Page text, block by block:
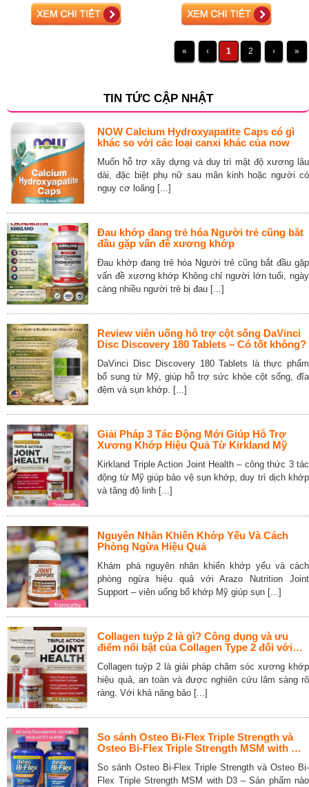
« ‹ 1 2 › »
TIN TỨC CẬP NHẬT
NOW Calcium Hydroxyapatite Caps có gì
khác so với các loại canxi khác của now
Muốn hỗ trợ xây dựng và duy trì mật độ xương lâu
dài, đặc biệt phụ nữ sau mãn kinh hoặc người có
nguy cơ loãng [...]
Đau khớp đang trẻ hóa Người trẻ cũng bắt
đầu gặp vấn đề xương khớp
Đau khớp đang trẻ hóa Người trẻ cũng bắt đầu gặp
vấn đề xương khớp Không chỉ người lớn tuổi, ngày
càng nhiều người trẻ bị đau [...]
Review viên uống hỗ trợ cột sống DaVinci
Disc Discovery 180 Tablets – Có tốt không?
DaVinci Disc Discovery 180 Tablets là thực phẩm
bổ sung từ Mỹ, giúp hỗ trợ sức khỏe cột sống, đĩa
đệm và sụn khớp. [...]
Giải Pháp 3 Tác Động Mới Giúp Hỗ Trợ
Xương Khớp Hiệu Quả Từ Kirkland Mỹ
Kirkland Triple Action Joint Health – công thức 3 tác
động từ Mỹ giúp bảo vệ sụn khớp, duy trì dịch khớp
và tăng độ linh [...]
Nguyên Nhân Khiến Khớp Yếu Và Cách
Phòng Ngừa Hiệu Quả
Khám phá nguyên nhân khiến khớp yếu và cách
phòng ngừa hiệu quả với Arazo Nutrition Joint
Support – viên uống bổ khớp Mỹ giúp sụn [...]
Collagen tuýp 2 là gì? Công dụng và ưu
điểm nổi bật của Collagen Type 2 đối với
Collagen tuýp 2 là giải pháp chăm sóc xương khớp
hiệu quả, an toàn và được nghiên cứu lâm sàng rõ
ràng. Với khả năng bảo [...]
So sánh Osteo Bi-Flex Triple Strength và
Osteo Bi-Flex Triple Strength MSM with D3
So sánh Osteo Bi-Flex Triple Strength và Osteo Bi-
Flex Triple Strength MSM with D3 – Sản phẩm nào